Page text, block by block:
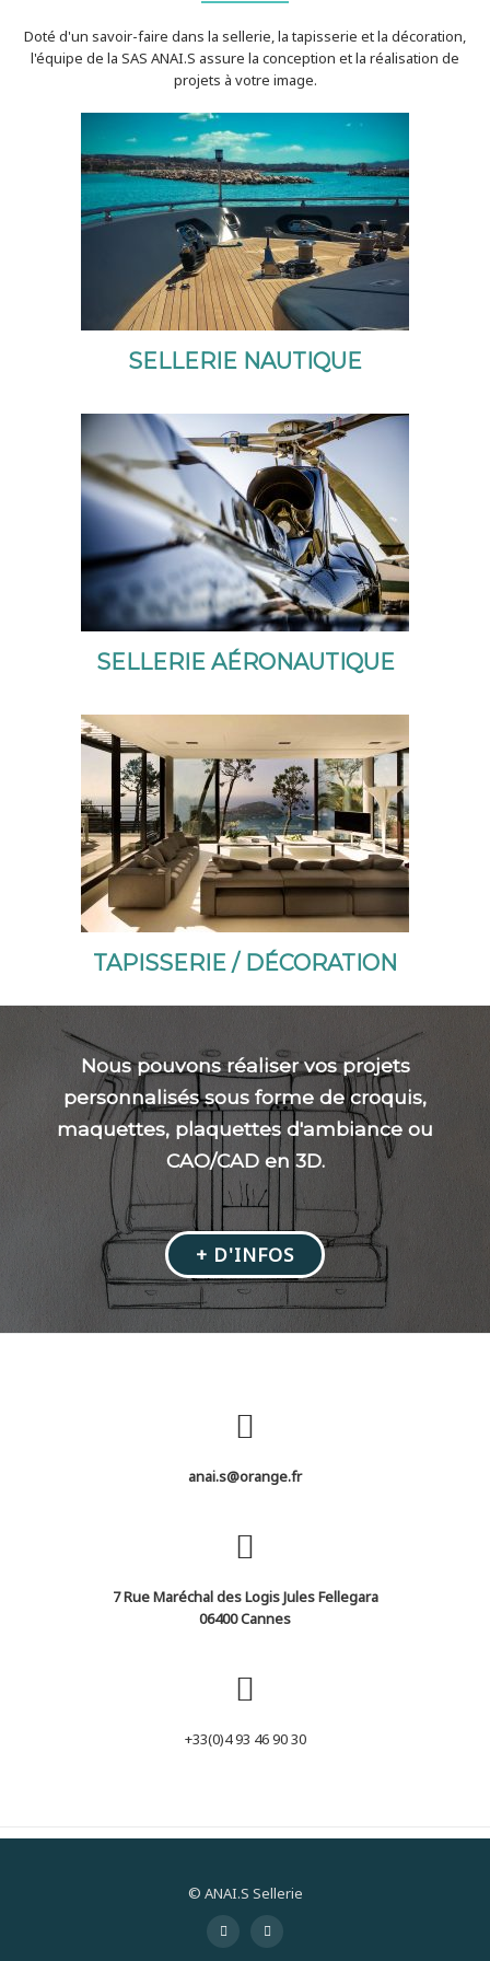
Doté d'un savoir-faire dans la sellerie, la tapisserie et la décoration,
l'équipe de la SAS ANAI.S assure la conception et la réalisation de
projets à votre image.
SELLERIE NAUTIQUE
SELLERIE AÉRONAUTIQUE
TAPISSERIE / DÉCORATION
Nous pouvons réaliser vos projets
personnalisés sous forme de croquis,
maquettes, plaquettes d'ambiance ou
CAO/CAD en 3D.
LIBELLÉ
DU
BOUTON
D'INFOS
+ D'INFOS
anai.s@orange.fr
7 Rue Maréchal des Logis Jules Fellegara
06400 Cannes
+33(0)4 93 46 90 30
© ANAI.S Sellerie